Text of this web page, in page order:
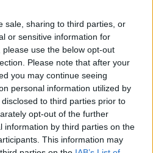
sale, sharing to third parties, or
or sensitive information for
use the below opt-out
Please note that after your
you may continue seeing
personal information utilized by
to third parties prior to
opt-out of the further
information by third parties on the
This information may
Önmegsemmisítő cél.